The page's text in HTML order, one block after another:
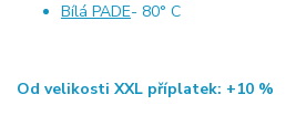
Bílá PADE- 80° C
Od velikosti XXL příplatek: +10 %